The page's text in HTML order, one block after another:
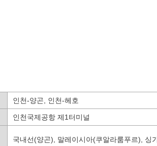
인천-양곤, 인천-헤호
인천국제공항 제1터미널
국내선(양곤), 말레이시아(쿠알라룸푸르), 싱